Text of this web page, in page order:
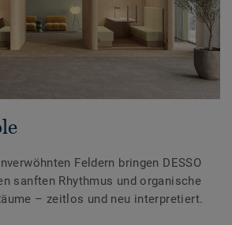
Feldern bringen DESSO
sanften Rhythmus und organische
– zeitlos und neu interpretiert.